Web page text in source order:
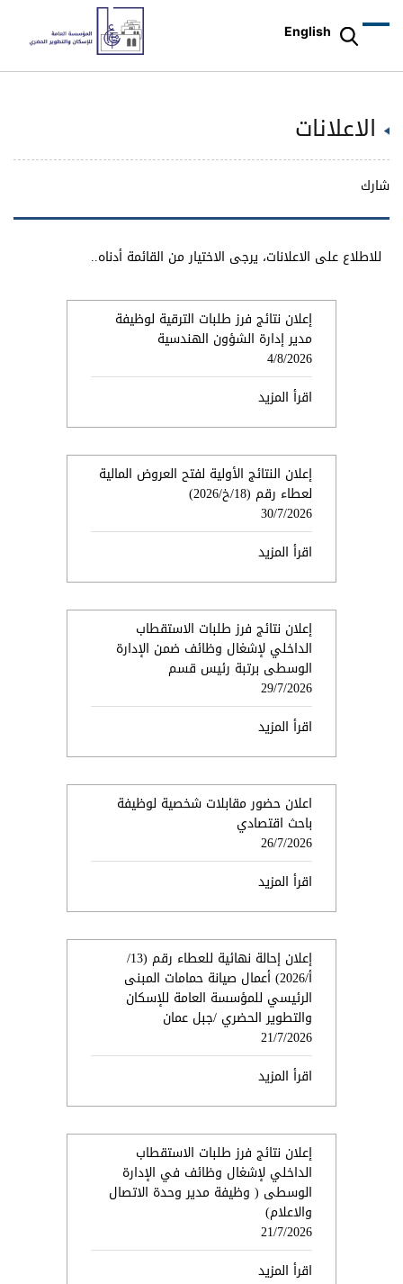
English
الاعلانات
شارك
للاطلاع على الاعلانات، يرجى الاختيار من القائمة أدناه..
إعلان نتائج فرز طلبات الترقية لوظيفة
مدير إدارة الشؤون الهندسية
4/8/2026
اقرأ المزيد
إعلان النتائج الأولية لفتح العروض المالية
لعطاء رقم (18/خ/2026)
30/7/2026
اقرأ المزيد
إعلان نتائج فرز طلبات الاستقطاب
الداخلي لإشغال وظائف ضمن الإدارة
الوسطى برتبة رئيس قسم
29/7/2026
اقرأ المزيد
اعلان حضور مقابلات شخصية لوظيفة
باحث اقتصادي
26/7/2026
اقرأ المزيد
إعلان إحالة نهائية للعطاء رقم (13/
أ/2026) أعمال صيانة حمامات المبنى
الرئيسي للمؤسسة العامة للإسكان
والتطوير الحضري /جبل عمان
21/7/2026
اقرأ المزيد
إعلان نتائج فرز طلبات الاستقطاب
الداخلي لإشغال وظائف في الإدارة
الوسطى ( وظيفة مدير وحدة الاتصال
والاعلام)
21/7/2026
اقرأ المزيد